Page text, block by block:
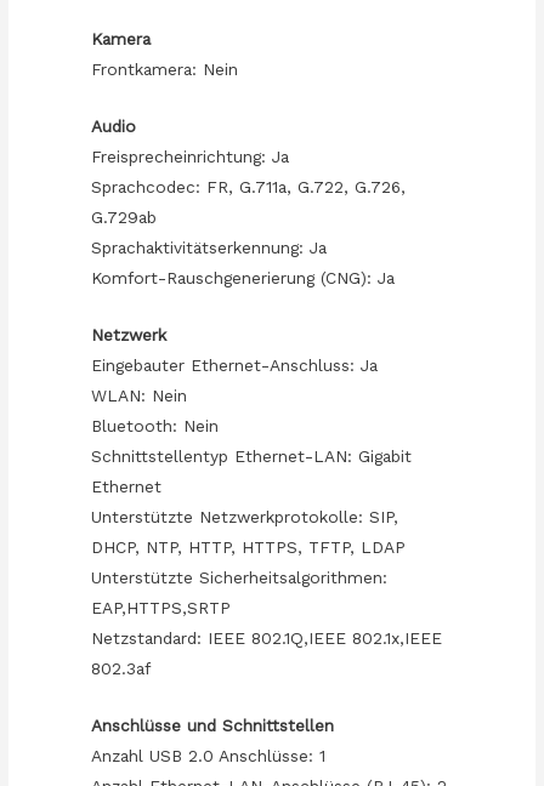
Kamera
Frontkamera: Nein
Audio
Freisprecheinrichtung: Ja
Sprachcodec: FR, G.711a, G.722, G.726,
G.729ab
Sprachaktivitätserkennung: Ja
Komfort-Rauschgenerierung (CNG): Ja
Netzwerk
Eingebauter Ethernet-Anschluss: Ja
WLAN: Nein
Bluetooth: Nein
Schnittstellentyp Ethernet-LAN: Gigabit
Ethernet
Unterstützte Netzwerkprotokolle: SIP,
DHCP, NTP, HTTP, HTTPS, TFTP, LDAP
Unterstützte Sicherheitsalgorithmen:
EAP,HTTPS,SRTP
Netzstandard: IEEE 802.1Q,IEEE 802.1x,IEEE
802.3af
Anschlüsse und Schnittstellen
Anzahl USB 2.0 Anschlüsse: 1